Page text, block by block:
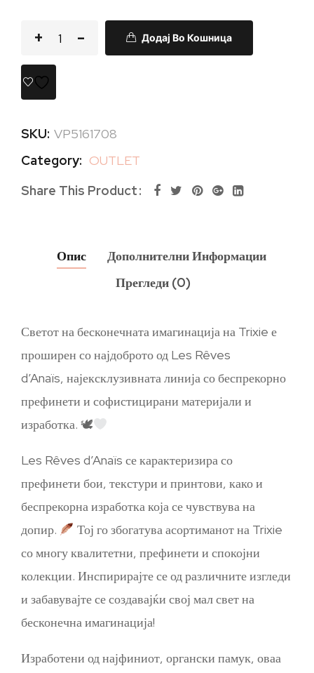
Додај Во Кошница
SKU: VP5161708
Category: OUTLET
Share This Product
Опис
Дополнителни Информации
Прегледи (0)
Светот на бесконечната имагинација на Trixie е
проширен со најдоброто од Les Rêves
d’Anaïs, најексклузивната линија со беспрекорно
префинети и софистицирани материјали и
изработка. 🕊
Les Rêves d’Anaïs се карактеризира со
префинети бои, текстури и принтови, како и
беспрекорна изработка која се чувствува на
допир.
Тој го збогатува асортиманот на Trixie
со многу квалитетни, префинети и спокојни
колекции. Инспирирајте се од различните изгледи
и забавувајте се создавајќи свој мал свет на
бесконечна имагинација!
Изработени од најфиниот, органски памук, оваа